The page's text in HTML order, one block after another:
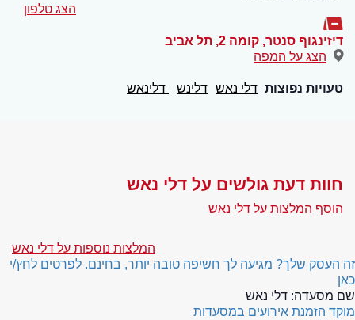
הצג טלפון
דיזינגוף סנטר, קומה 2 , תל אביב
הצג על המפה
טעויות נפוצות דלי נאש דלינש דלינאש
חוות דעת גולשים על דלי נאש
הוסף המלצות על דלי נאש
המלצות נוספות על דלי נאש
זה העסק שלך? מגיעה לך חשיפה טובה יותר, בחינם. לפרטים לחץ/י
כאן
שם מסעדה: דלי נאש
מוקד הזמנת אירועים במסעדות